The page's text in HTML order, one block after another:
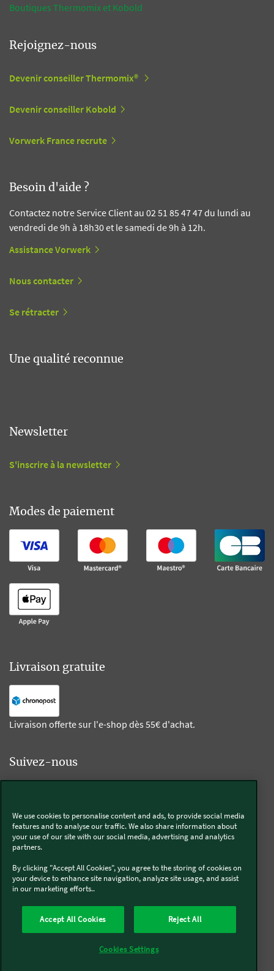
Boutiques Thermomix et Kobold
Rejoignez-nous
Devenir conseiller Thermomix®
Devenir conseiller Kobold
Vorwerk France recrute
Besoin d'aide ?
Contactez notre Service Client au 02 51 85 47 47 du lundi au
vendredi de 9h à 18h30 et le samedi de 9h à 12h.
Assistance Vorwerk
Nous contacter
Se rétracter
Une qualité reconnue
Newsletter
S'inscrire à la newsletter
Modes de paiement
Livraison gratuite
Livraison offerte sur l'e-shop dès 55€ d'achat.
Suivez-nous
Thermomix®
Qui sommes-nous
We use cookies to personalise content and ads, to provide social media
features and to analyse our traffic. We also share information about
your use of our site with our social media, advertising and analytics
partners.
By clicking "Accept All Cookies", you agree to the storing of cookies on
your device to enhance site navigation, analyze site usage, and assist
in our marketing efforts..
Accept All Cookies Reject All
Cookies Settings